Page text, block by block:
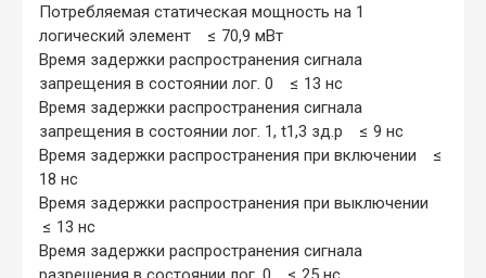
Потребляемая статическая мощность на 1
логический элемент ≤ 70,9 мВт
Время задержки распространения сигнала
запрещения в состоянии лог. 0 ≤ 13 нс
Время задержки распространения сигнала
запрещения в состоянии лог. 1, t1,3 зд.р ≤ 9 нс
Время задержки распространения при включении ≤
18 нс
Время задержки распространения при выключении
≤ 13 нс
Время задержки распространения сигнала